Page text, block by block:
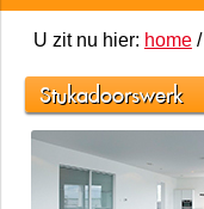
U zit nu hier: home/
Stukadoorswerk